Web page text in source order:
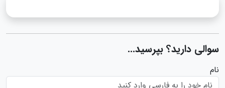
سوالی دارید؟ بپرسید...
نام